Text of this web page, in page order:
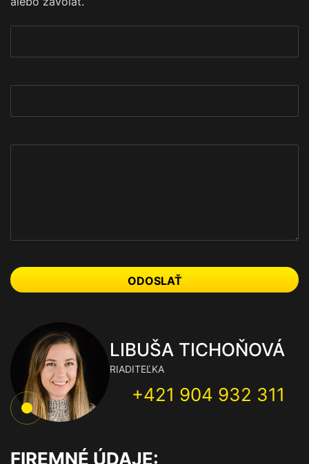
ODOSLAŤ
LIBUŠA TICHOŇOVÁ
RIADITEĽKA
+421 904 932 311
FIREMNÉ ÚDAJE: